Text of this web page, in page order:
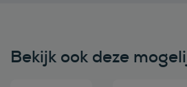
Bekijk ook deze